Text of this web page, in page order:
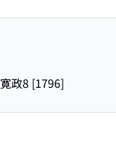
寛政8 [1796]